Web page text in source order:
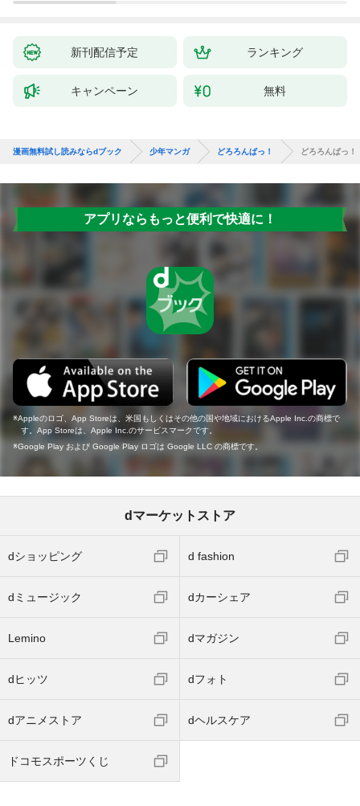
（１）
新刊配信予定 ランキング
キャンペーン 無料
漫画無料試し読みならdブック 少年マンガ どろろんぱっ！ どろろんぱっ！
アプリならもっと便利で快適に！
Appleのロゴ、App Storeは、米国もしくはその他の国や地域におけるApple Inc.の商標で
す。App Storeは、Apple Inc.のサービスマークです。
Google Play および Google Play ロゴは Google LLC の商標です。
dマーケットストア
dショッピング d fashion
dミュージック dカーシェア
Lemino dマガジン
dヒッツ dフォト
dアニメストア dヘルスケア
ドコモスポーツくじ